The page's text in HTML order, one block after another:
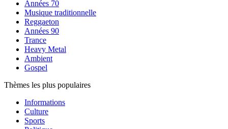
Années 70
Musique traditionnelle
Reggaeton
Années 90
Trance
Heavy Metal
Ambient
Gospel
Thèmes les plus populaires
Informations
Culture
Sports